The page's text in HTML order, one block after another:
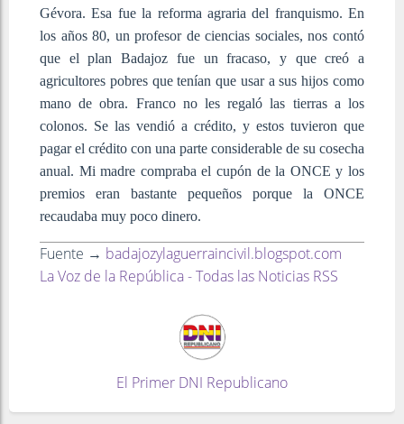
Gévora. Esa fue la reforma agraria del franquismo. En
los años 80, un profesor de ciencias sociales, nos contó
que el plan Badajoz fue un fracaso, y que creó a
agricultores pobres que tenían que usar a sus hijos como
mano de obra. Franco no les regaló las tierras a los
colonos. Se las vendió a crédito, y estos tuvieron que
pagar el crédito con una parte considerable de su cosecha
anual. Mi madre compraba el cupón de la ONCE y los
premios eran bastante pequeños porque la ONCE
recaudaba muy poco dinero.
Fuente → badajozylaguerraincivil.blogspot.com
La Voz de la República - Todas las Noticias RSS
El Primer DNI Republicano